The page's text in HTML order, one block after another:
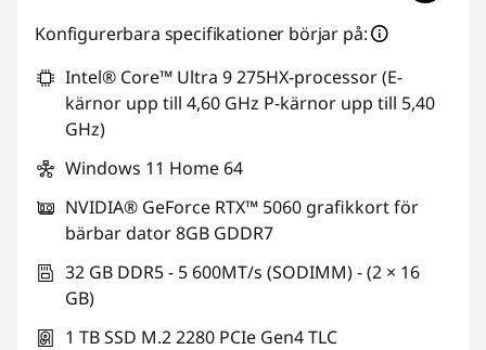
Konfigurerbara specifikationer börjar på:
Intel® Core™ Ultra 9 275HX-processor (E-
kärnor upp till 4,60 GHz P-kärnor upp till 5,40
GHz)
Windows 11 Home 64
NVIDIA® GeForce RTX™ 5060 grafikkort för
bärbar dator 8GB GDDR7
32 GB DDR5 - 5 600MT/s (SODIMM) - (2 × 16
GB)
1 TB SSD M.2 2280 PCIe Gen4 TLC